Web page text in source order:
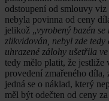
odstoupení od smlouvy
nebyla povinna od ceny
jelikož „vyrobený bazén
zlikvidován, nebyl zde
uhrazené zálohy ušetřila
tedy mělo platit, že jestliže
provedení zmařeného
jedná se o náklad, který
měl být odečten od ceny